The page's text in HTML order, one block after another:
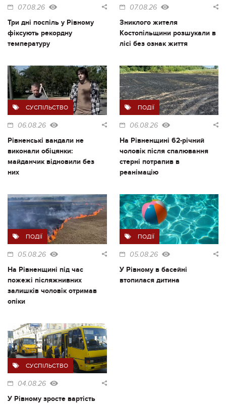
07.08.26
Три дні поспіль у Рівному
фіксують рекордну
температуру
07.08.26
Зниклого жителя
Костопільщини розшукали в
лісі без ознак життя
СУСПІЛЬСТВО
06.08.26
Рівненські вандали не
виконали обіцянки:
майданчик відновили без
них
ПОДІЇ
06.08.26
На Рівненщині 62-річний
чоловік після спалювання
стерні потрапив в
реанімацію
ПОДІЇ
05.08.26
На Рівненщині під час
пожежі післяжнивних
залишків чоловік отримав
опіки
ПОДІЇ
05.08.26
У Рівному в басейні
втопилася дитина
СУСПІЛЬСТВО
04.08.26
У Рівному зросте вартість